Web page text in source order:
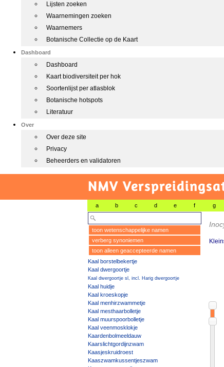
Lijsten zoeken
Waarnemingen zoeken
Waarnemers
Botanische Collectie op de Kaart
Dashboard
Dashboard
Kaart biodiversiteit per hok
Soortenlijst per atlasblok
Botanische hotspots
Literatuur
Over
Over deze site
Privacy
Beheerders en validatoren
NMV
a b c d e f g
toon wetenschappelijke namen
verberg synoniemen
toon alleen geaccepteerde namen
Kaal borstelbekertje
Kaal dwergoortje
Kaal dwergoortje sl, incl. Harig dwergoortje
Kaal huidje
Kaal kroeskopje
Kaal menhirzwammetje
Kaal mesthaarbolletje
Kaal muurspoorbolletje
Kaal veenmosklokje
Kaardenbolmeeldauw
Kaarslichtgordijnzwam
Kaasjeskruidroest
Kaaszwamkussentjeszwam